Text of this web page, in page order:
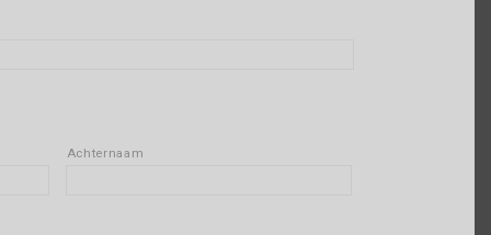
Achternaam